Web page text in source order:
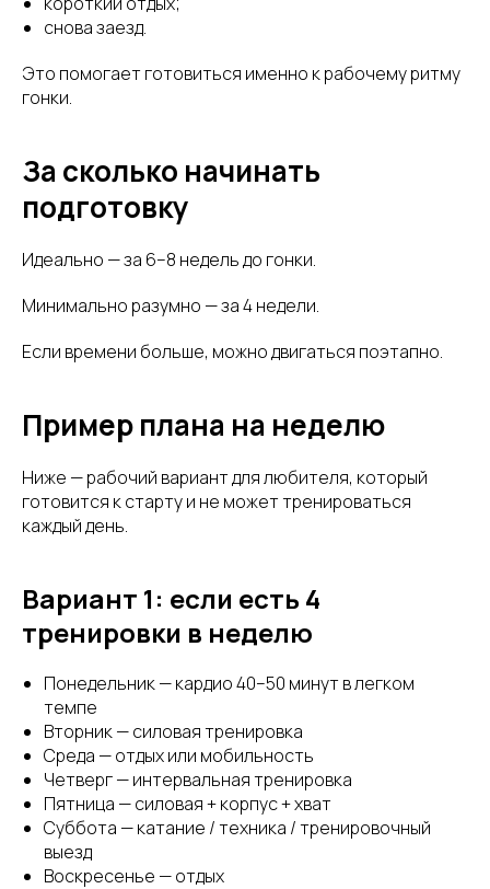
снова заезд.
Это помогает готовиться именно к рабочему ритму
гонки.
За сколько начинать
подготовку
Идеально — за 6–8 недель до гонки.
Минимально разумно — за 4 недели.
Если времени больше, можно двигаться поэтапно.
Пример плана на неделю
Ниже — рабочий вариант для любителя, который
готовится к старту и не может тренироваться
каждый день.
Вариант 1: если есть 4
тренировки в неделю
Понедельник — кардио 40–50 минут в легком
темпе
Вторник — силовая тренировка
Среда — отдых или мобильность
Четверг — интервальная тренировка
Пятница — силовая + корпус + хват
Суббота — катание / техника / тренировочный
выезд
Воскресенье — отдых